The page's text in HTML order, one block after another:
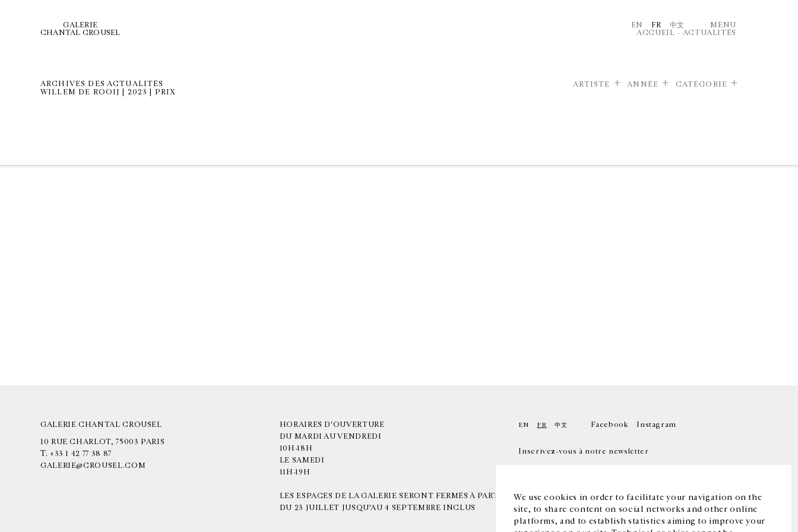
We use cookies in order to facilitate your navigation on the
site, to share content on social networks and other online
platforms, and to establish statistics aiming to improve your
GALERIE
CHANTAL CROUSEL
EN FR 中文
MENU
ACCUEIL – ACTUALITÉS
ARCHIVES DES ACTUALITÉS
WILLEM DE ROOIJ | 2023 | PRIX
ARTISTE ANNÉE CATÉGORIE
GALERIE CHANTAL CROUSEL
10 RUE CHARLOT, 75003 PARIS
T. +33 1 42 77 38 87
GALERIE@CROUSEL.COM
HORAIRES D'OUVERTURE
DU MARDI AU VENDREDI
10H-18H
LE SAMEDI
11H-19H
LES ESPACES DE LA GALERIE SERONT FERMÉS À PARTIR
DU 23 JUILLET JUSQU'AU 4 SEPTEMBRE INCLUS
EN FR 中文 Facebook Instagram
Inscrivez-vous à notre newsletter